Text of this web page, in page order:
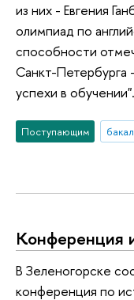
из них - Евгения
олимпиад по
способности
Санкт-Петербурга
успехи в обучении".
Поступающим
Конференция
В Зеленогорске
конференция по